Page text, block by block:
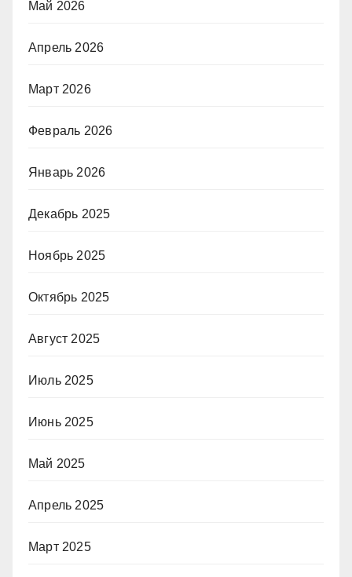
Май 2026
Апрель 2026
Март 2026
Февраль 2026
Январь 2026
Декабрь 2025
Ноябрь 2025
Октябрь 2025
Август 2025
Июль 2025
Июнь 2025
Май 2025
Апрель 2025
Март 2025